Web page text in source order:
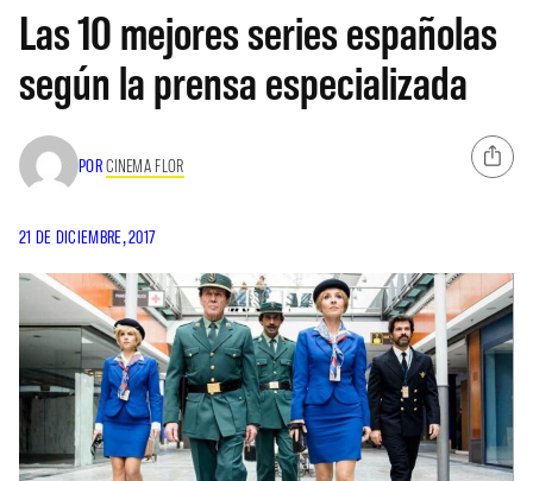
Las 10 mejores series españolas
según la prensa especializada
PORCINEMA FLOR
21 DE DICIEMBRE, 2017